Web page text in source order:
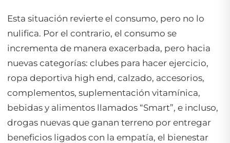
Esta situación revierte el consumo, pero no lo
nulifica. Por el contrario, el consumo se
incrementa de manera exacerbada, pero hacia
nuevas categorías: clubes para hacer ejercicio,
ropa deportiva high end, calzado, accesorios,
complementos, suplementación vitamínica,
bebidas y alimentos llamados “Smart”, e incluso,
drogas nuevas que ganan terreno por entregar
beneficios ligados con la empatía, el bienestar